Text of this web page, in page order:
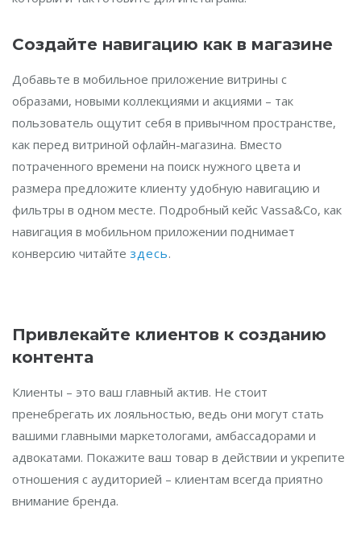
Создайте навигацию как в магазине
Добавьте в мобильное приложение витрины с
образами, новыми коллекциями и акциями – так
пользователь ощутит себя в привычном пространстве,
как перед витриной офлайн-магазина. Вместо
потраченного времени на поиск нужного цвета и
размера предложите клиенту удобную навигацию и
фильтры в одном месте. Подробный кейс Vassa&Co, как
навигация в мобильном приложении поднимает
конверсию читайте здесь.
Привлекайте клиентов к созданию
контента
Клиенты – это ваш главный актив. Не стоит
пренебрегать их лояльностью, ведь они могут стать
вашими главными маркетологами, амбассадорами и
адвокатами. Покажите ваш товар в действии и укрепите
отношения с аудиторией – клиентам всегда приятно
внимание бренда.